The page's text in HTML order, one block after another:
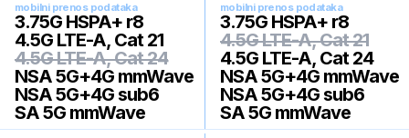
mobilni prenos podataka
3.75G HSPA+ r8
4.5G LTE-A, Cat 21
4.5G LTE-A, Cat 24
NSA 5G+4G mmWave
NSA 5G+4G sub6
SA 5G mmWave
mobilni prenos podataka
3.75G HSPA+ r8
4.5G LTE-A, Cat 21
4.5G LTE-A, Cat 24
NSA 5G+4G mmWave
NSA 5G+4G sub6
SA 5G mmWave